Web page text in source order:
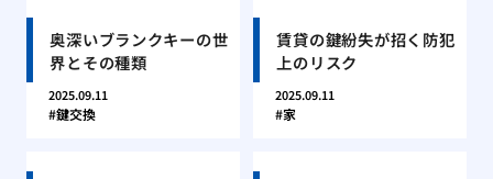
奥深いブランクキーの世
界とその種類
2025.09.11
鍵交換
賃貸の鍵紛失が招く防犯
上のリスク
2025.09.11
家